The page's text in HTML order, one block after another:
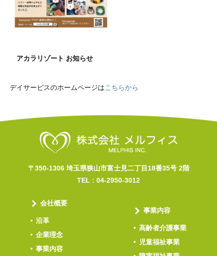
アカラリゾート お知らせ
デイサービスのホームページはこちらから
〒350-1306 埼玉県狭山市富士見二丁目18番35号 2階
TEL : 04-2950-3012
会社概要
沿革
企業理念
事業内容
事業内容
高齢者介護事業
児童福祉事業